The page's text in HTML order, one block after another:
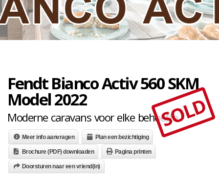
Fendt Bianco Activ 560 SKM
Model 2022
Moderne caravans voor elke behoefte.SOLD
Meer info aanvragen Plan een bezichtiging
Brochure (PDF) downloaden Pagina printen
Doorsturen naar een vriend(in)